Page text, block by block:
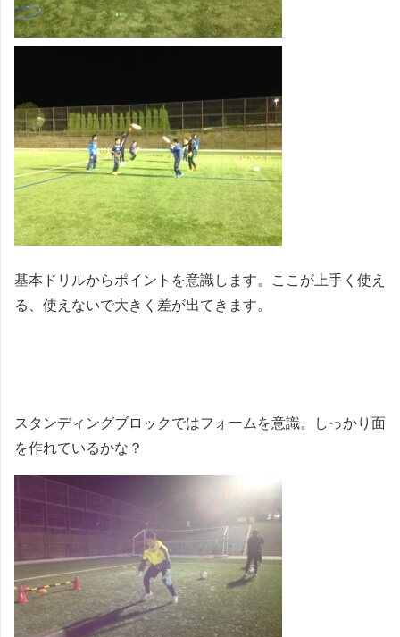
基本ドリルからポイントを意識します。ここが上手く使え
る、使えないで大きく差が出てきます。
スタンディングブロックではフォームを意識。しっかり面
を作れているかな？